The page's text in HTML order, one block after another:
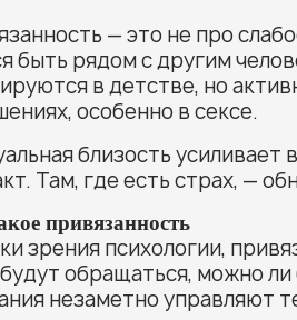
— это не про
быть рядом с другим
в детстве, но
особенно в сексе.
близость усиливает
Там, где есть страх, —
привязанность
зрения психологии,
обращаться, можно ли
незаметно управляют